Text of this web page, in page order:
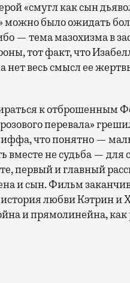
«смугл как сын
можно было ожидать
— тема мазохизма в
тот факт, что
весь смысл ее
к отброшенным
перевала»
что понятно —
вместе не судьба — для
первый и главный
и сын. Фильм
история любви Кэтрин
и прямолинейна,